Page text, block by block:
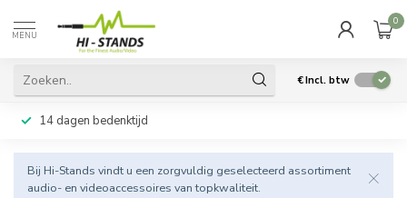
MENU
0
€Incl. btw
14 dagen bedenktijd
Bij Hi-Stands vindt u een zorgvuldig geselecteerd assortiment
audio- en videoaccessoires van topkwaliteit.